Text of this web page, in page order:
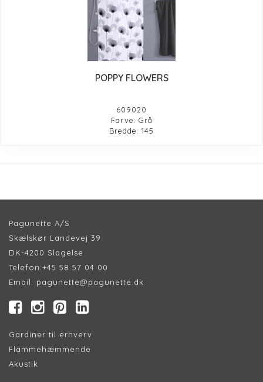
POPPY FLOWERS
609020
Farve: Grå
Bredde: 145
Pagunette A/S
Skælskør Landevej 39
DK-4200 Slagelse
Telefon:+45 58 57 04 00
Email: pagunette@pagunette.dk
Gardiner til erhverv
Flammehæmmende
Akustik